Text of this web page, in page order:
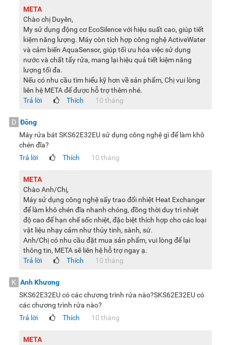
cần bổ sung muối và nước làm bóng để tăng hiệu quả
hoạt động và duy trì vẻ sáng bóng cho chén đĩa, ly, tách.
Chức năng Favouritesẽ ghi nhớ chương trình rửa yêu
thích của người dùng để tối ưu quá trình rửa hiệu quả
hơn.
Vận hành êm ái, độ ồn thấp
Máy rửa bát để bàn Bosch SKS62E32EU sử dụng động cơ
nên sẽ không làm ảnh hưởng đến các sinh hoạt khác của
bạn.
Một số hình ảnh thực tế của máy rửa bát Bosch
SKS62E32EU
Có thể thấy rằng, máy rửa bát mini Bosch SKS62E32EU là
sự lựa chọn hoàn hảo cho các gia đình nhỏ, giúp tiết kiệm
thời gian và sức lực cho việc rửa bát sau mỗi bữa ăn. Với
thiết kế nhỏ gọn, sản phẩm này có thể phù hợp với mọi căn
bếp từ nhỏ đến vừa nên bạn sẽ càng không cần lo lắng quá
META
Chào chị Duyên,
My sử dụng động cơ EcoSilence với hiệu suất cao, giúp tiết
kiệm năng lượng. Máy còn tích hợp công nghệ ActiveWater
và cảm biến AquaSensor, giúp tối ưu hóa việc sử dụng
nước và chất tẩy rửa, mang lại hiệu quả tiết kiệm năng
lượng tối đa.
Nếu có nhu cầu tìm hiểu kỹ hơn về sản phẩm, Chị vui lòng
liên hệ META để được hỗ trợ thêm nhé.
Trả lời
Thích 10 tháng
D Đông
Máy rửa bát SKS62E32EU sử dụng công nghệ gì để làm khô
chén đĩa?
Trả lời
Thích 10 tháng
META
Chào Anh/Chị,
Máy sử dụng công nghệ sấy trao đổi nhiệt Heat Exchanger
để làm khô chén đĩa nhanh chóng, đồng thời duy trì nhiệt
độ cao để hạn chế sốc nhiệt, đặc biệt thích hợp cho các loại
vật liệu nhạy cảm như thủy tinh, sành, sứ.
Anh/Chị có nhu cầu đặt mua sản phẩm, vui lòng để lại
thông tin, META sẽ liên hệ hỗ trợ ngay ạ.
Trả lời
Thích 10 tháng
K Anh Khương
SKS62E32EU có các chương trình rửa nào?SKS62E32EU có
các chương trình rửa nào?
Trả lời
Thích 10 tháng
META